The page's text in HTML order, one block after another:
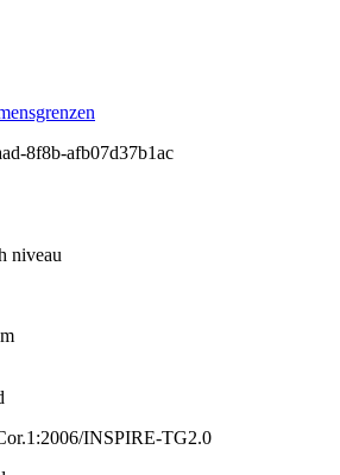
8f8b-afb07d37b1ac
niveau
INSPIRE-TG2.0